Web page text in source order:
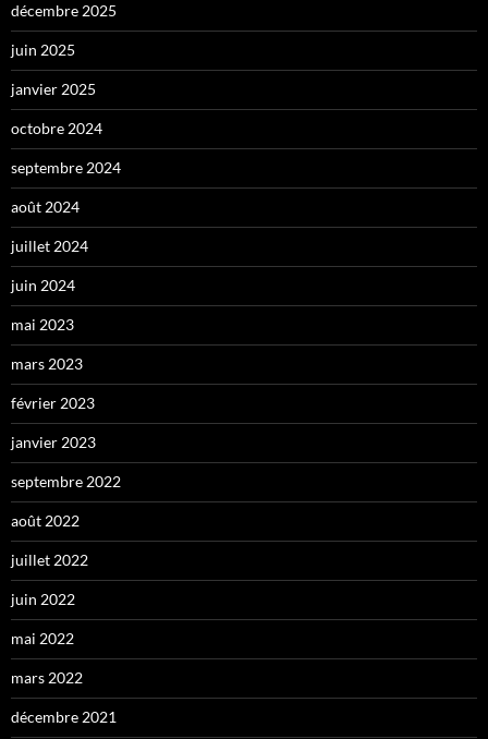
décembre 2025
juin 2025
janvier 2025
octobre 2024
septembre 2024
août 2024
juillet 2024
juin 2024
mai 2023
mars 2023
février 2023
janvier 2023
septembre 2022
août 2022
juillet 2022
juin 2022
mai 2022
mars 2022
décembre 2021